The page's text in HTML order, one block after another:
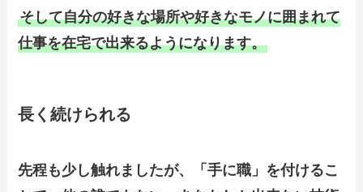
そして自分の好きな場所や好きなモノに囲まれて
仕事を在宅で出来るようになります。
長く続けられる
先程も少し触れましたが、「手に職」を付けるこ